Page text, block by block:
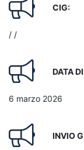
CIG:
/ /
DATA
6 marzo 2026
INVIO